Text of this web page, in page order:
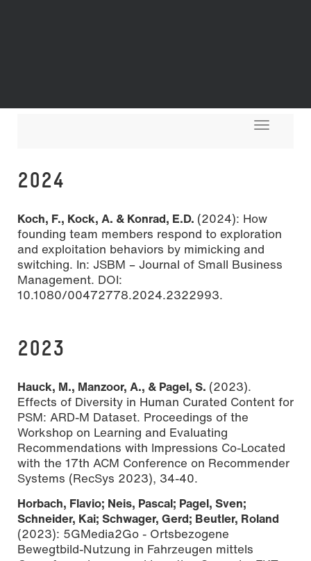
Toggle
2024
Koch, F., Kock, A. & Konrad, E.D. (2024): How
founding team members respond to exploration
and exploitation behaviors by mimicking and
switching. In: JSBM – Journal of Small Business
Management. DOI:
10.1080/00472778.2024.2322993.
2023
Hauck, M., Manzoor, A., & Pagel, S. (2023).
Effects of Diversity in Human Curated Content for
PSM: ARD-M Dataset. Proceedings of the
Workshop on Learning and Evaluating
Recommendations with Impressions Co-Located
with the 17th ACM Conference on Recommender
Systems (RecSys 2023), 34-40.
Horbach, Flavio; Neis, Pascal; Pagel, Sven;
Schneider, Kai; Schwager, Gerd; Beutler, Roland
(2023): 5GMedia2Go - Ortsbezogene
Bewegtbild-Nutzung in Fahrzeugen mittels